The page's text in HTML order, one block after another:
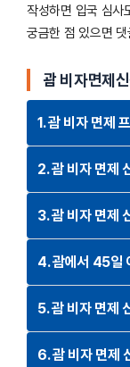
작성하면 입국 심사
궁금한 점 있으면
괌 비자면제
1. 괌 비자 면제
2. 괌 비자 면제
3. 괌 비자 면제
4. 괌에서 45일
5. 괌 비자 면제
6. 괌 비자 면제